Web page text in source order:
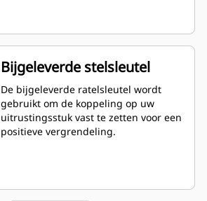
Bijgeleverde stelsleutel
De bijgeleverde ratelsleutel wordt
gebruikt om de koppeling op uw
uitrustingsstuk vast te zetten voor een
positieve vergrendeling.